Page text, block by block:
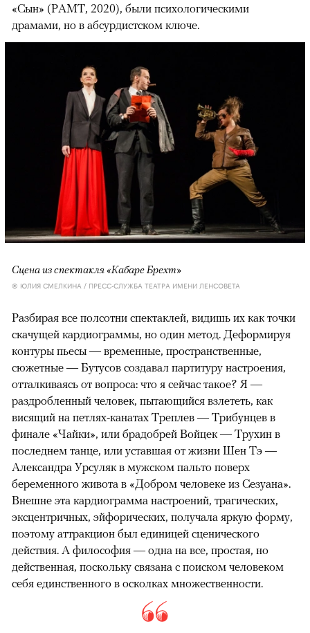
«Сын» (РАМТ, 2020), были психологическими
драмами, но в абсурдистском ключе.
Сцена из спектакля «Кабаре Брехт»
© ЮЛИЯ СМЕЛКИНА / ПРЕСС-СЛУЖБА ТЕАТРА ИМЕНИ ЛЕНСОВЕТА
Разбирая все полсотни спектаклей, видишь их как точки
скачущей кардиограммы, но один метод. Деформируя
контуры пьесы — временные, пространственные,
сюжетные — Бутусов создавал партитуру настроения,
отталкиваясь от вопроса: что я сейчас такое? Я —
раздробленный человек, пытающийся взлететь, как
висящий на петлях-канатах Треплев — Трибунцев в
финале «Чайки», или брадобрей Войцек — Трухин в
последнем танце, или уставшая от жизни Шен Тэ —
Александра Урсуляк в мужском пальто поверх
беременного живота в «Добром человеке из Сезуана».
Внешне эта кардиограмма настроений, трагических,
эксцентричных, эйфорических, получала яркую форму,
поэтому аттракцион был единицей сценического
действия. А философия — одна на все, простая, но
действенная, поскольку связана с поиском человеком
себя единственного в осколках множественности.